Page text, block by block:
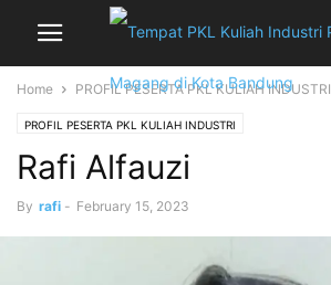
Home PROFIL PESERTA PKL KULIAH INDUSTRI
PROFIL PESERTA PKL KULIAH INDUSTRI
Rafi Alfauzi
By rafi - February 15, 2023